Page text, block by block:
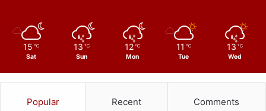
15 ℃
Sat
13 ℃
Sun
12 ℃
Mon
11 ℃
Tue
13 ℃
Wed
Popular Recent Comments